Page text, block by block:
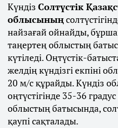
Күндіз Солтүстік
облысының
найзағай ойнайды,
таңертең облыстың
күтіледі. Оңтүстік-
желдің күндізгі екпіні
20 м/с құрайды. Күндіз
оңтүстігінде 35-36
облыстың батысында,
қаупі сақталады.